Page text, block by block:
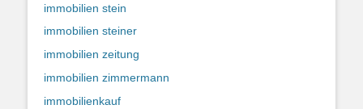
immobilien stein
immobilien steiner
immobilien zeitung
immobilien zimmermann
immobilienkauf